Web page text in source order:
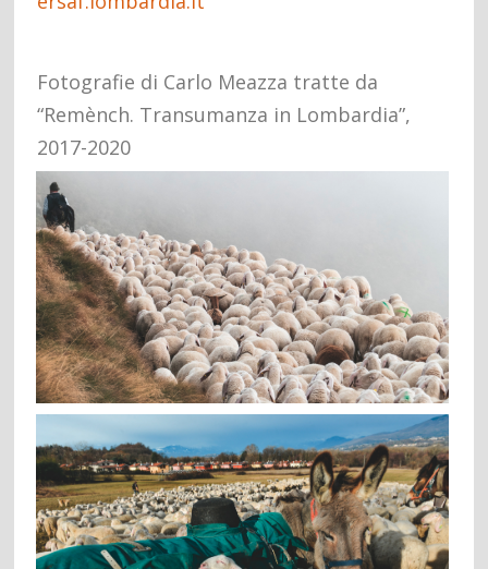
Fotografie di Carlo Meazza tratte da
“Remènch. Transumanza in Lombardia”,
2017-2020